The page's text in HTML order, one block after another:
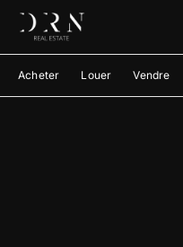
Acheter Louer Vendre